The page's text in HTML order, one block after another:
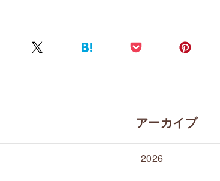
アーカイブ
2026